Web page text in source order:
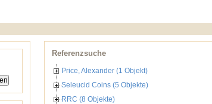
Referenzsuche
Price, Alexander (1 Objekt)
Seleucid Coins (5 Objekte)
RRC (8 Objekte)